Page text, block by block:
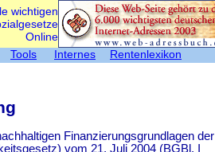
wichtigen
Online
Finanzierungsgrundlagen der
vom 21. Juli 2004 (BGBl. I
Tools Internes Rentenlexikon